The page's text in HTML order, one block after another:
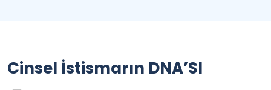
Cinsel İstismarın DNA’SI